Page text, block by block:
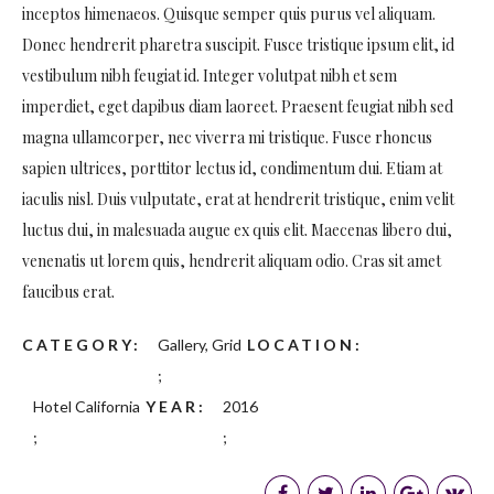
inceptos himenaeos. Quisque semper quis purus vel aliquam.
Donec hendrerit pharetra suscipit. Fusce tristique ipsum elit, id
vestibulum nibh feugiat id. Integer volutpat nibh et sem
imperdiet, eget dapibus diam laoreet. Praesent feugiat nibh sed
magna ullamcorper, nec viverra mi tristique. Fusce rhoncus
sapien ultrices, porttitor lectus id, condimentum dui. Etiam at
iaculis nisl. Duis vulputate, erat at hendrerit tristique, enim velit
luctus dui, in malesuada augue ex quis elit. Maecenas libero dui,
venenatis ut lorem quis, hendrerit aliquam odio. Cras sit amet
faucibus erat.
CATEGORY Gallery, Grid LOCATION
Hotel California YEAR 2016